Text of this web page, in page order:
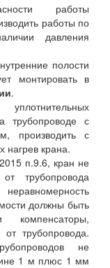
работы
работы по
давления
полости
монтировать в
.
трубопроводе с
производить с
крана.
п.9.6, кран не
трубопровода
должны быть
трубопровода.
не
1 м плюс 1 мм